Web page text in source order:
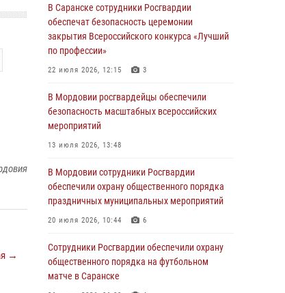
→
В Саранске росгвардейцы пресекли
нарушение правопорядка: «отдых» на
лавочке закончился в отделе полиции
04 августа 2026, 07:06
В Саранске сотрудники Росгвардии
задержали гражданина за нанесение побоев
03 августа 2026, 08:58
безопасность празднования 98-летия
Торбеевского и Ковылкинского районов
Мордовии
03 августа 2026, 08:32
В Мордовии отметили День ВДВ: нарушений
правопорядка не допущено
03 августа 2026, 07:40
В Саранске сотрудники Росгвардии
обеспечат безопасность церемонии
закрытия Всероссийского конкурса «Лучший
по профессии»
22 июля 2026, 12:15 3
В Мордовии росгвардейцы обеспечили
безопасность масштабных всероссийских
мероприятий
13 июля 2026, 13:48
В Мордовии сотрудники Росгвардии
обеспечили охрану общественного порядка
праздничных муниципальных мероприятий
20 июля 2026, 10:44 6
Сотрудники Росгвардии обеспечили охрану
общественного порядка на футбольном
матче в Саранске